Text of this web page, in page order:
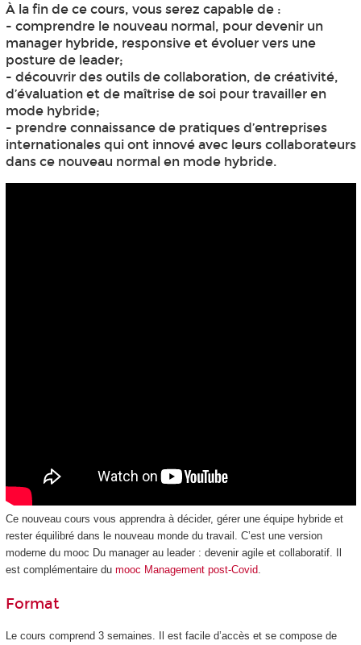
À la fin de ce cours, vous serez capable de :
- comprendre le nouveau normal, pour devenir un
manager hybride, responsive et évoluer vers une
posture de leader;
- découvrir des outils de collaboration, de créativité,
d’évaluation et de maîtrise de soi pour travailler en
mode hybride;
- prendre connaissance de pratiques d’entreprises
internationales qui ont innové avec leurs collaborateurs
dans ce nouveau normal en mode hybride.
Ce nouveau cours vous apprendra à décider, gérer une équipe hybride et
rester équilibré dans le nouveau monde du travail. C’est une version
moderne du mooc Du manager au leader : devenir agile et collaboratif. Il
est complémentaire du mooc Management post-Covid
Format
Le cours comprend 3 semaines. Il est facile d’accès et se compose de